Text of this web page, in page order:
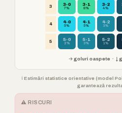
3 3-0
7%
3-1
8%
3-2
4%
4 4-0
5%
4-1
5%
4-2
3%
5 5-0
2%
5-1
3%
5-2
1%
→ goluri oaspete · ↓
ℹ️ Estimări statistice orientative (model
garantează
⚠️ RISCURI